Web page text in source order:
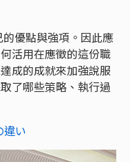
優點與強項。因此應
活用在應徵的這份職
成的成就來加強說服
了哪些策略、執行過
違い